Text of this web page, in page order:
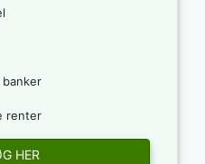
renter
HER